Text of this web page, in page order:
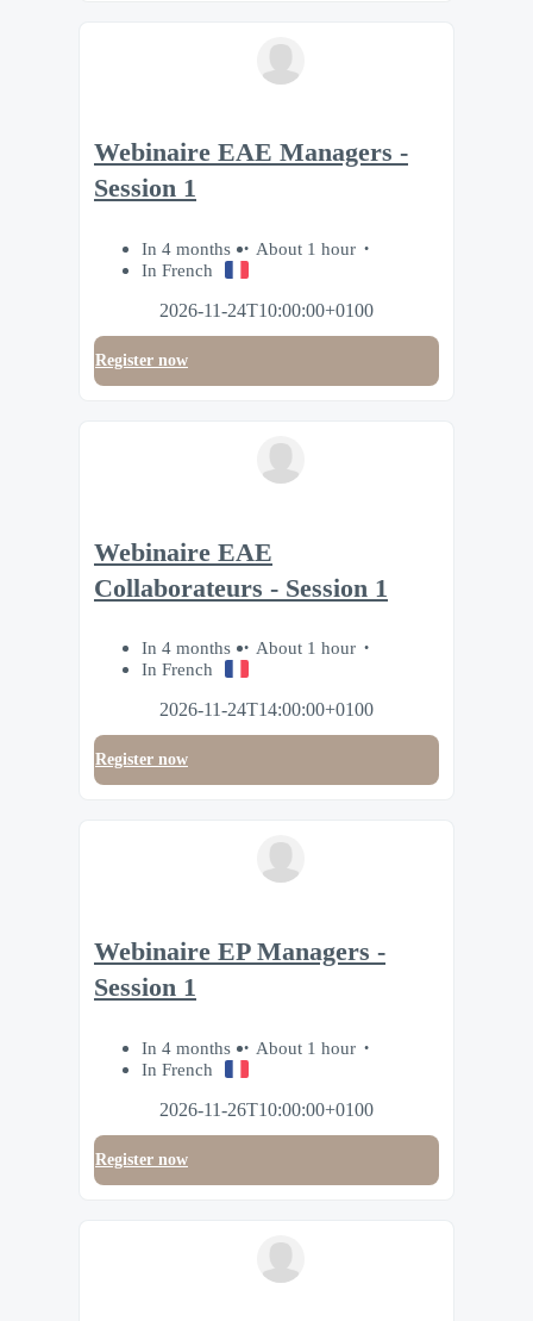
Webinaire EAE Managers -
Session 1
In 4 months
About 1 hour
In French
2026-11-24T10:00:00+0100
Register now
Webinaire EAE
Collaborateurs - Session 1
In 4 months
About 1 hour
In French
2026-11-24T14:00:00+0100
Register now
Webinaire EP Managers -
Session 1
In 4 months
About 1 hour
In French
2026-11-26T10:00:00+0100
Register now